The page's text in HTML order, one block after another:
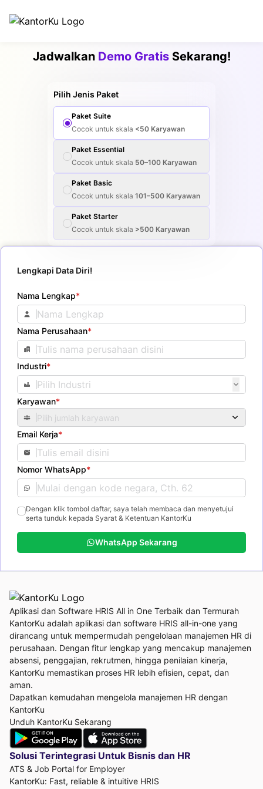
Jadwalkan Demo GratisSekarang!
Pilih Jenis Paket
Paket Suite
Cocok untuk skala <50 Karyawan
Paket Essential
Cocok untuk skala 50–100 Karyawan
Paket Basic
Cocok untuk skala 101–500 Karyawan
Paket Starter
Cocok untuk skala >500 Karyawan
Lengkapi Data Diri!
Nama Lengkap*
Nama Perusahaan*
Industri*
Karyawan*
Pilih jumlah karyawan
Email Kerja*
Nomor WhatsApp*
Dengan klik tombol daftar, saya telah membaca dan menyetujui
serta tunduk kepada Syarat & Ketentuan KantorKu
WhatsApp Sekarang
Aplikasi dan Software HRIS All in One Terbaik dan Termurah
KantorKu adalah aplikasi dan software HRIS all-in-one yang
dirancang untuk mempermudah pengelolaan manajemen HR di
perusahaan. Dengan fitur lengkap yang mencakup manajemen
absensi, penggajian, rekrutmen, hingga penilaian kinerja,
KantorKu memastikan proses HR lebih efisien, cepat, dan
aman.
Dapatkan kemudahan mengelola manajemen HR dengan
KantorKu
Unduh KantorKu Sekarang
Solusi Terintegrasi Untuk Bisnis dan HR
ATS & Job Portal for Employer
KantorKu: Fast, reliable & intuitive HRIS